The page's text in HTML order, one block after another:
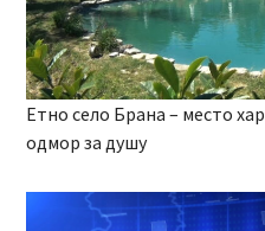
Етно село Брана – место
одмор за душу